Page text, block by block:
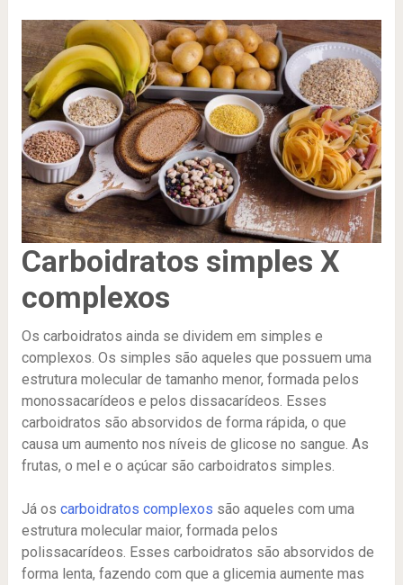
Carboidratos simples X
complexos
Os carboidratos ainda se dividem em simples e
complexos. Os simples são aqueles que possuem uma
estrutura molecular de tamanho menor, formada pelos
monossacarídeos e pelos dissacarídeos. Esses
carboidratos são absorvidos de forma rápida, o que
causa um aumento nos níveis de glicose no sangue. As
frutas, o mel e o açúcar são carboidratos simples.
Já os carboidratos complexos são aqueles com uma
estrutura molecular maior, formada pelos
polissacarídeos. Esses carboidratos são absorvidos de
forma lenta, fazendo com que a glicemia aumente mas